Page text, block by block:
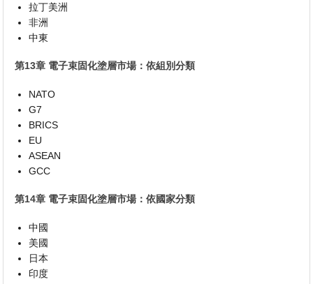
拉丁美洲
非洲
中東
第13章 電子束固化塗層市場：依組別分類
NATO
G7
BRICS
EU
ASEAN
GCC
第14章 電子束固化塗層市場：依國家分類
中國
美國
日本
印度